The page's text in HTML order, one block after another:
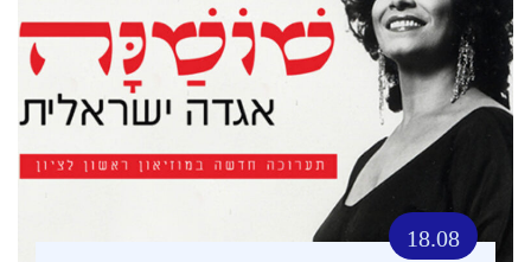
18.08